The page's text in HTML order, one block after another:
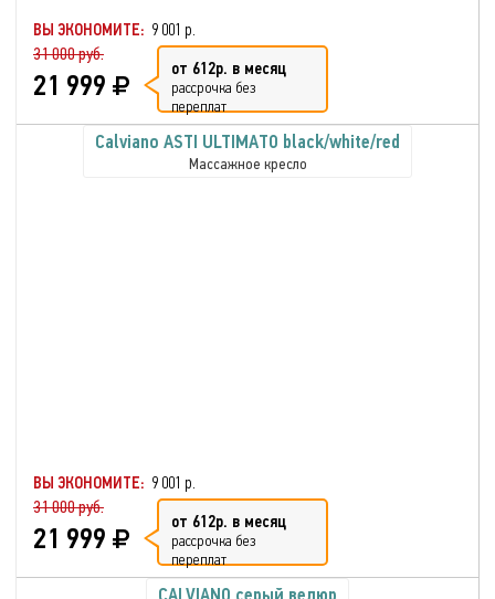
ВЫ ЭКОНОМИТЕ: 9 001 р.
31 000 руб.
21 999 от 612р. в месяц
рассрочка без
переплат
Calviano ASTI ULTIMATO black/white/red
Массажное кресло
ВЫ ЭКОНОМИТЕ: 9 001 р.
31 000 руб.
21 999 от 612р. в месяц
рассрочка без
переплат